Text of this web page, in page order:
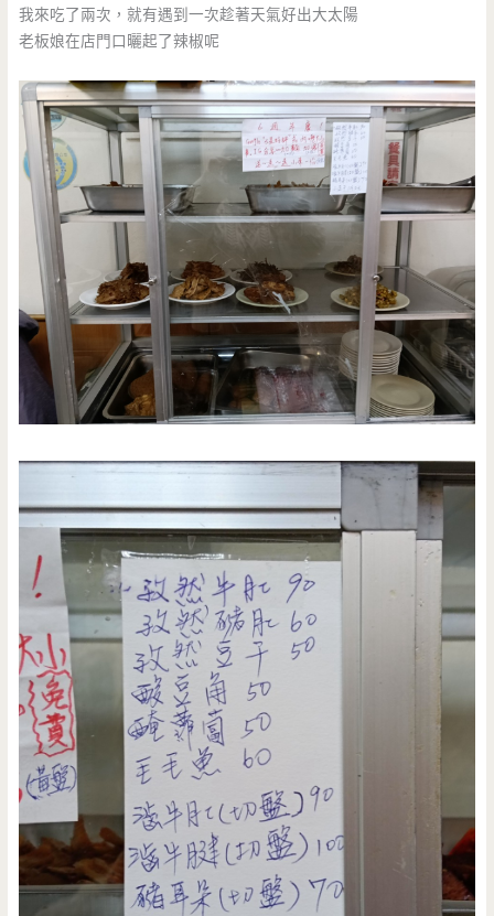
我來吃了兩次，就有遇到一次趁著天氣好出大太陽
老板娘在店門口曬起了辣椒呢